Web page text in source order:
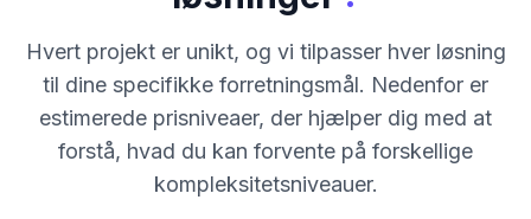
Hvert projekt er unikt, og vi tilpasser hver løsning
til dine specifikke forretningsmål. Nedenfor er
estimerede prisniveaer, der hjælper dig med at
forstå, hvad du kan forvente på forskellige
kompleksitetsniveauer.